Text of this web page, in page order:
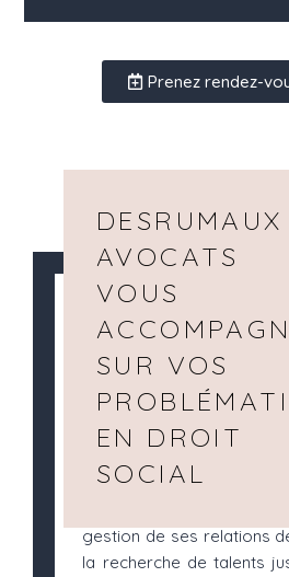
Prenez rendez-
DESRUMAUX
AVOCATS
VOUS
SUR VOS
EN DROIT
SOCIAL
Chaque entreprise est
défis juridiques,
gestion de ses relations
la recherche de talents